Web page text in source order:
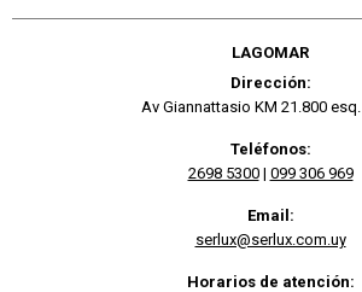
LAGOMAR
Dirección:
Av Giannattasio KM 21.800
Teléfonos:
2698 5300| 099 306 969
Email:
serlux@serlux.com.uy
Horarios de atención: